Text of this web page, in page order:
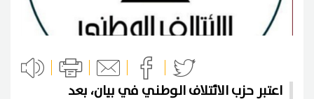
اعتبر حزب الائتلاف الوطني في بيان، بعد